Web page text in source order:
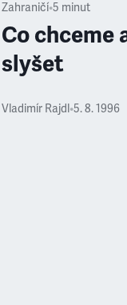
Zahraničí•5 minut
Co chceme
slyšet
Vladimír Rajdl •5. 8. 1996